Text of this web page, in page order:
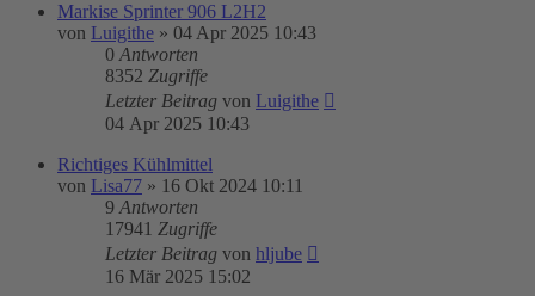
Markise Sprinter 906 L2H2
von Luigithe » 04 Apr 2025 10:43
0 Antworten
8352 Zugriffe
Letzter Beitrag von Luigithe
04 Apr 2025 10:43
Richtiges Kühlmittel
von Lisa77 » 16 Okt 2024 10:11
9 Antworten
17941 Zugriffe
Letzter Beitrag von hljube
16 Mär 2025 15:02